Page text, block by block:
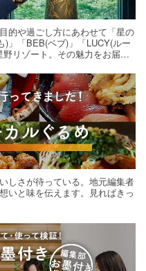
的や過ごし方にあわせて「星の
」「BEB(ベブ)」「LUCY(ルー
リゾート。その魅力をお届け
しさが待っている。地元編集者
いと味を伝えます。見ればきっ